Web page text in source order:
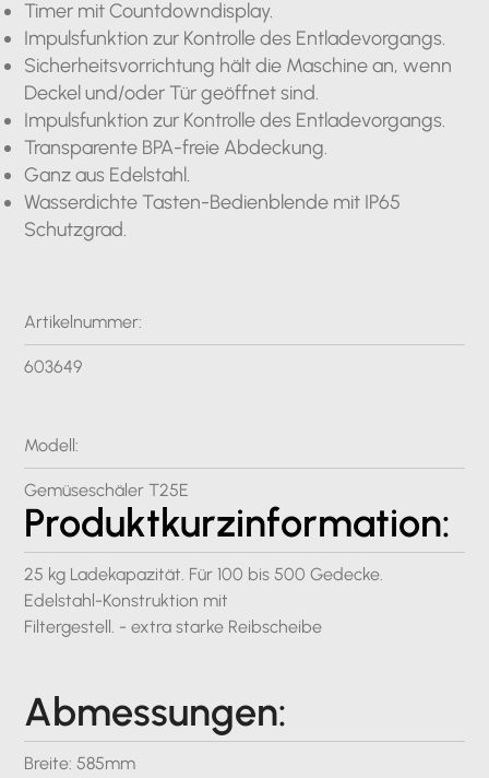
Timer mit Countdowndisplay.
Impulsfunktion zur Kontrolle des Entladevorgangs.
Sicherheitsvorrichtung hält die Maschine an, wenn
Deckel und/oder Tür geöffnet sind.
Impulsfunktion zur Kontrolle des Entladevorgangs.
Transparente BPA-freie Abdeckung.
Ganz aus Edelstahl.
Wasserdichte Tasten-Bedienblende mit IP65
Schutzgrad.
Artikelnummer:
603649
Modell:
Gemüseschäler T25E
Produktkurzinformation:
25 kg Ladekapazität. Für 100 bis 500 Gedecke.
Edelstahl-Konstruktion mit
Filtergestell. - extra starke Reibscheibe
Abmessungen:
Breite: 585mm